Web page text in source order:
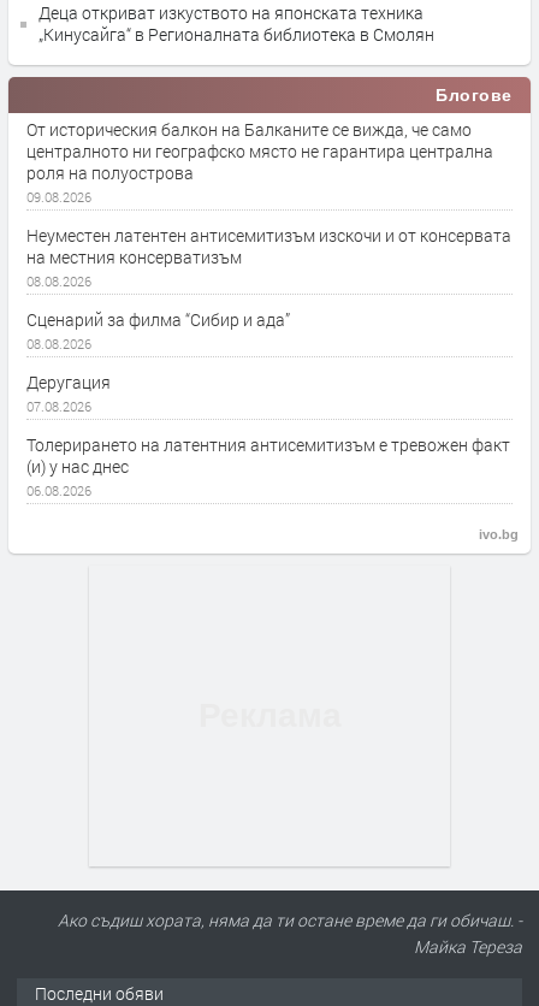
Деца откриват изкуството на японската техника
„Кинусайга“ в Регионалната библиотека в Смолян
Блогове
От историческия балкон на Балканите се вижда, че само
централното ни географско място не гарантира централна
роля на полуострова
09.08.2026
Неуместен латентен антисемитизъм изскочи и от консервата
на местния консерватизъм
08.08.2026
Сценарий за филма “Сибир и ада”
08.08.2026
Деругация
07.08.2026
Толерирането на латентния антисемитизъм е тревожен факт
(и) у нас днес
06.08.2026
ivo.bg
Ако съдиш хората, няма да ти остане време да ги обичаш. -
Майка Тереза
Последни обяви